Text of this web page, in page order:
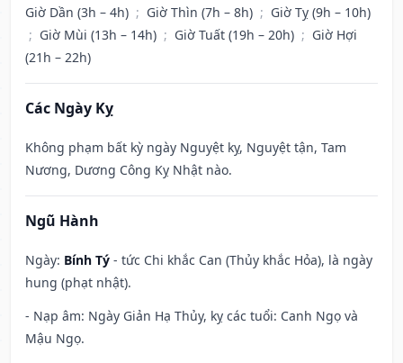
Giờ Dần (3h – 4h) ; Giờ Thìn (7h – 8h) ; Giờ Tỵ (9h – 10h)
; Giờ Mùi (13h – 14h) ; Giờ Tuất (19h – 20h) ; Giờ Hợi
(21h – 22h)
Các Ngày Kỵ
Không phạm bất kỳ ngày Nguyệt kỵ, Nguyệt tận, Tam
Nương, Dương Công Kỵ Nhật nào.
Ngũ Hành
Ngày: Bính Tý - tức Chi khắc Can (Thủy khắc Hỏa), là ngày
hung (phạt nhật).
- Nạp âm: Ngày Giản Hạ Thủy, kỵ các tuổi: Canh Ngọ và
Mậu Ngọ.